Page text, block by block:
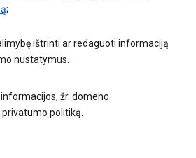
;
ištrinti ar redaguoti informaciją
nustatymus.
žr. domeno
politiką.